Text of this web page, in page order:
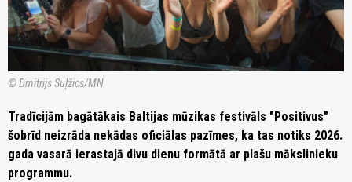
© Dmitrijs Suļžics/MN
Tradīcijām bagātākais Baltijas mūzikas festivāls "Positivus"
šobrīd neizrāda nekādas oficiālas pazīmes, ka tas notiks 2026.
gada vasarā ierastajā divu dienu formātā ar plašu mākslinieku
programmu.